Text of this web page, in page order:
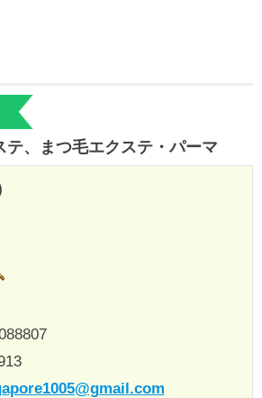
テ、まつ毛エクステ・パーマ